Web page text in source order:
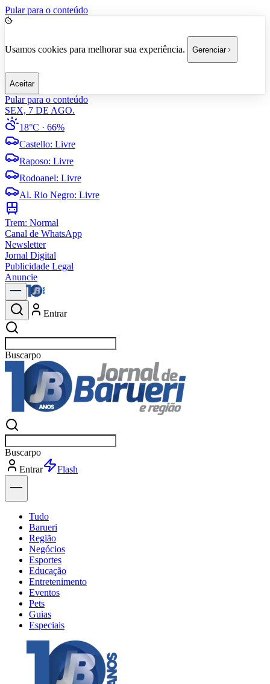
Pular para o conteúdo
Usamos cookies para melhorar sua experiência. Gerenciar
Aceitar
Pular para o conteúdo
SEX, 7 DE AGO.
18°C · 66%
Castello: Livre
Raposo: Livre
Rodoanel: Livre
Al. Rio Negro: Livre
Trem: Normal
Canal de WhatsApp
Newsletter
Jornal Digital
Publicidade Legal
Anuncie
Entrar
Buscarnot
Buscarnot
Entrar
Explorar
Tudo
Barueri
Região
Negócios
Esportes
Educação
Entretenimento
Eventos
Pets
Guias
Especiais
Explore Tudo
Últimas Notícias
Previsão do Tempo
Trânsito e Rotas